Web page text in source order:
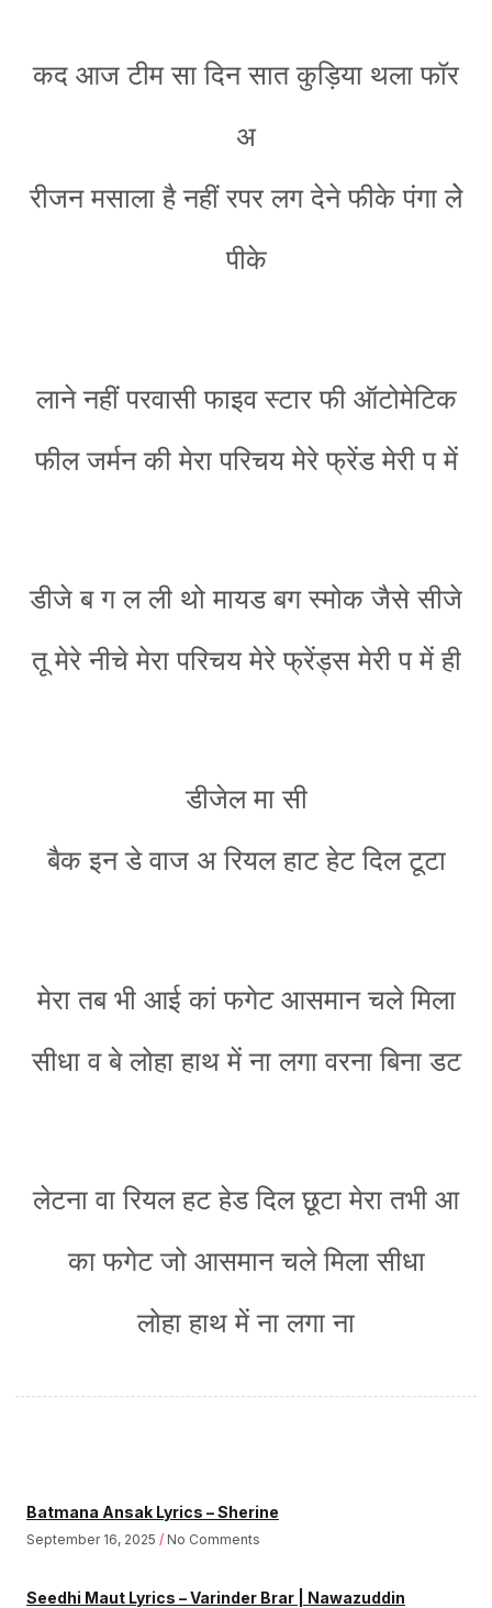
कद आज टीम सा दिन सात कुड़िया थला फॉर
अ
रीजन मसाला है नहीं रपर लग देने फीके पंगा लेे
पीके
लाने नहीं परवासी फाइव स्टार फी ऑटोमेटिक
फील जर्मन की मेरा परिचय मेरे फ्रेंड मेरी प में
डीजे ब ग ल ली थो मायड बग स्मोक जैसे सीजे
तू मेरे नीचे मेरा परिचय मेरे फ्रेंड्स मेरी प में ही
डीजेल मा सी
बैक इन डे वाज अ रियल हाट हेट दिल टूटा
मेरा तब भी आई कां फगेट आसमान चले मिला
सीधा व बे लोहा हाथ में ना लगा वरना बिना डट
लेटना वा रियल हट हेड दिल छूटा मेरा तभी आ
का फगेट जो आसमान चले मिला सीधा
लोहा हाथ में ना लगा ना
Batmana Ansak Lyrics – Sherine
September 16, 2025 No Comments
Seedhi Maut Lyrics – Varinder Brar | Nawazuddin